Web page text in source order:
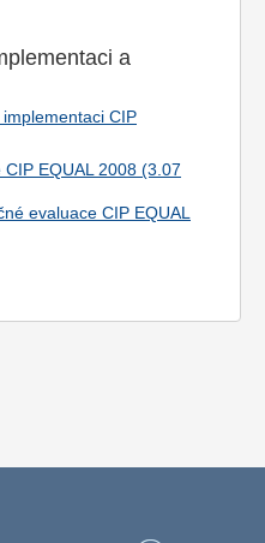
a
CIP
EQUAL 2008
evaluace CIP EQUAL